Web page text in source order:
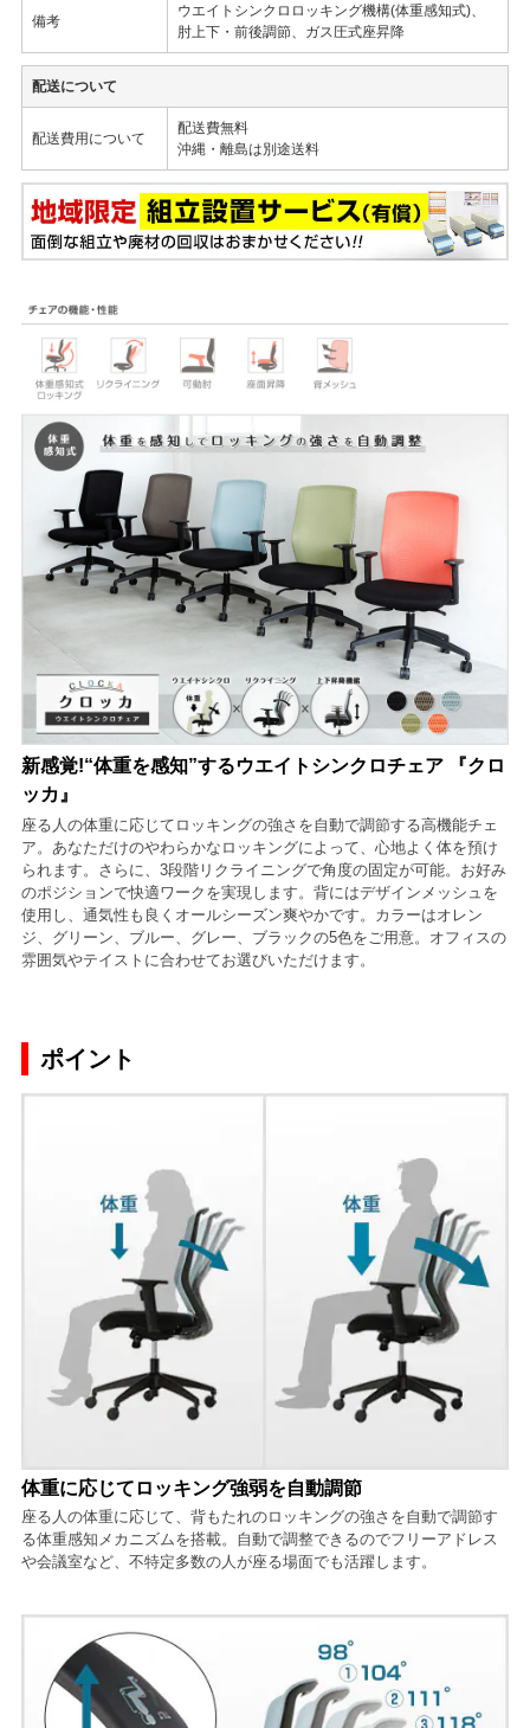
備考
ウエイトシンクロロッキング機構(体重感知式)、
肘上下・前後調節、ガス圧式座昇降
配送について
配送費用について
配送費無料
沖縄・離島は別途送料
新感覚!“体重を感知”するウエイトシンクロチェア 『クロ
ッカ』
座る人の体重に応じてロッキングの強さを自動で調節する高機能チェ
ア。あなただけのやわらかなロッキングによって、心地よく体を預け
られます。さらに、3段階リクライニングで角度の固定が可能。お好み
のポジションで快適ワークを実現します。背にはデザインメッシュを
使用し、通気性も良くオールシーズン爽やかです。カラーはオレン
ジ、グリーン、ブルー、グレー、ブラックの5色をご用意。オフィスの
雰囲気やテイストに合わせてお選びいただけます。
ポイント
体重に応じてロッキング強弱を自動調節
座る人の体重に応じて、背もたれのロッキングの強さを自動で調節す
る体重感知メカニズムを搭載。自動で調整できるのでフリーアドレス
や会議室など、不特定多数の人が座る場面でも活躍します。